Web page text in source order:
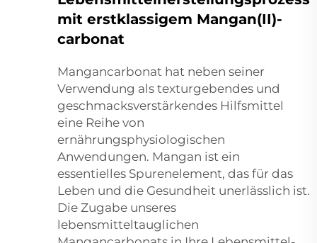
mit erstklassigem Mangan(II)-
carbonat
Mangancarbonat hat neben seiner
Verwendung als texturgebendes und
geschmacksverstärkendes Hilfsmittel
eine Reihe von
ernährungsphysiologischen
Anwendungen. Mangan ist ein
essentielles Spurenelement, das für das
Leben und die Gesundheit unerlässlich ist.
Die Zugabe unseres
lebensmitteltauglichen